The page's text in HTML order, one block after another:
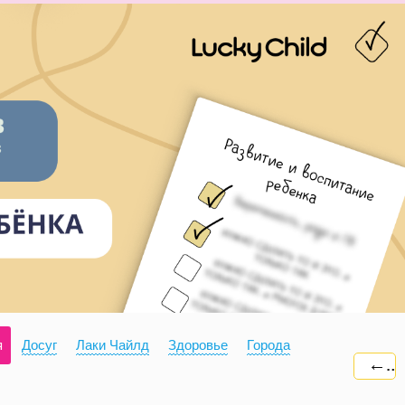
Досуг Лаки Чайлд Здоровье Города
←